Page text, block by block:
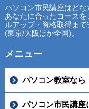
パソコン市民講座はどな
あなたに合ったコース
ルアップ・資格取得ま
(東京/大阪ほか全国)。
メニュー
パソコン教室なら
パソコン市民講座